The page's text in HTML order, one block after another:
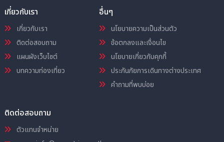
เกี่ยวกับเรา
เกี่ยวกับเรา
ติดต่อสอบถาม
แผนผังเว็บไซต์
บทความท่องเที่ยว
อื่นๆ
นโยบายความเป็นส่วนตัว
ข้อตกลงและเงื่อนไข
นโยบายเกี่ยวกับคุกกี้
ประกันภัยการเดินทางต่างประเทศ
คำถามที่พบบ่อย
ติดต่อสอบถาม
ตัวแทนจำหน่าย